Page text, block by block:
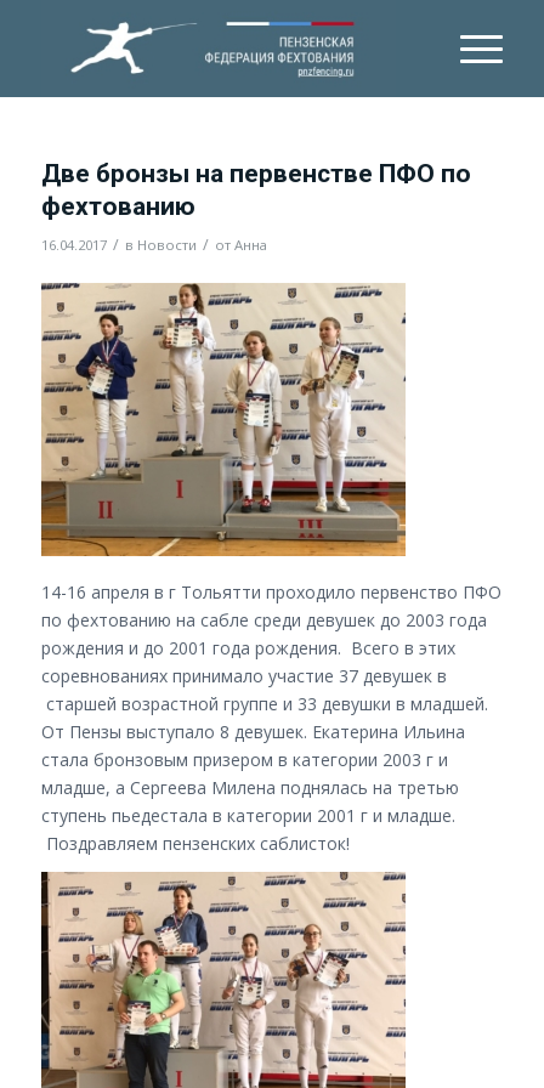
Две бронзы на первенстве ПФО по
фехтованию
16.04.2017 / в Новости / от Анна
14-16 апреля в г Тольятти проходило первенство ПФО
по фехтованию на сабле среди девушек до 2003 года
рождения и до 2001 года рождения. Всего в этих
соревнованиях принимало участие 37 девушек в
старшей возрастной группе и 33 девушки в младшей.
От Пензы выступало 8 девушек. Екатерина Ильина
стала бронзовым призером в категории 2003 г и
младше, а Сергеева Милена поднялась на третью
ступень пьедестала в категории 2001 г и младше.
Поздравляем пензенских саблисток!